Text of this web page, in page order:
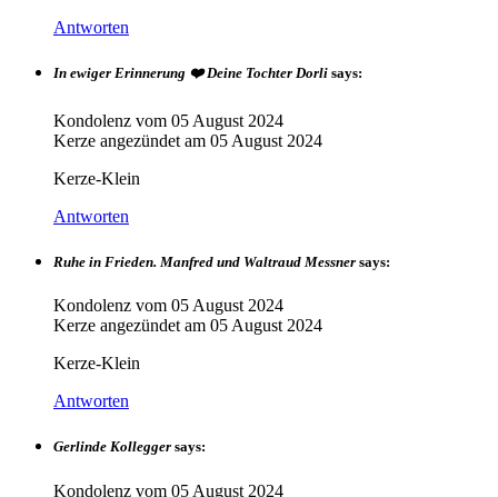
Antworten
In ewiger Erinnerung ❤️ Deine Tochter Dorli says:
Kondolenz vom 05 August 2024
Kerze angezündet am 05 August 2024
Kerze-Klein
Antworten
Ruhe in Frieden. Manfred und Waltraud Messner says:
Kondolenz vom 05 August 2024
Kerze angezündet am 05 August 2024
Kerze-Klein
Antworten
Gerlinde Kollegger says:
Kondolenz vom 05 August 2024